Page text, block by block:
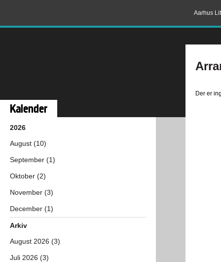
Aarhus
Der er
Kalender
2026
August (10)
September (1)
Oktober (2)
November (3)
December (1)
Arkiv
August 2026 (3)
Juli 2026 (3)